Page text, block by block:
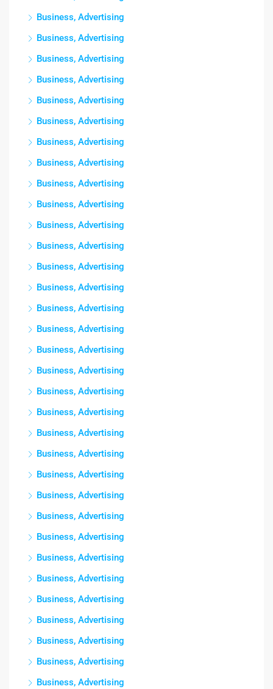
Business, Advertising
Business, Advertising
Business, Advertising
Business, Advertising
Business, Advertising
Business, Advertising
Business, Advertising
Business, Advertising
Business, Advertising
Business, Advertising
Business, Advertising
Business, Advertising
Business, Advertising
Business, Advertising
Business, Advertising
Business, Advertising
Business, Advertising
Business, Advertising
Business, Advertising
Business, Advertising
Business, Advertising
Business, Advertising
Business, Advertising
Business, Advertising
Business, Advertising
Business, Advertising
Business, Advertising
Business, Advertising
Business, Advertising
Business, Advertising
Business, Advertising
Business, Advertising
Business, Advertising